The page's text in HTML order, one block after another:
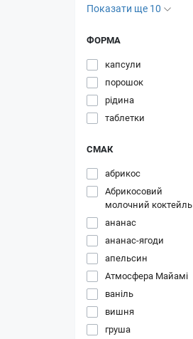
Показати ще 10
ФОРМА
капсули
порошок
рідина
таблетки
СМАК
абрикос
Абрикосовий
молочний коктейль
ананас
ананас-ягоди
апельсин
Атмосфера Майамі
ваніль
вишня
груша